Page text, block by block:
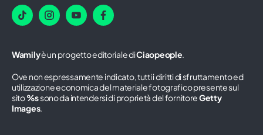
Wamilyè un progetto editoriale diCiaopeople.
Ove non espressamente indicato, tutti i diritti di sfruttamento ed
utilizzazione economica del materiale fotografico presente sul
sito%ssono da intendersi di proprietà del fornitoreGetty
Images.